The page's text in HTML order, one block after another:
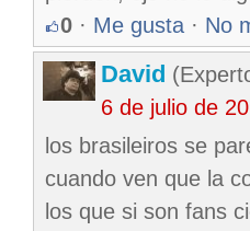
0 · Me gusta · No
David
6 de julio de
los brasileiros se
cuando ven que la
los que si son fans